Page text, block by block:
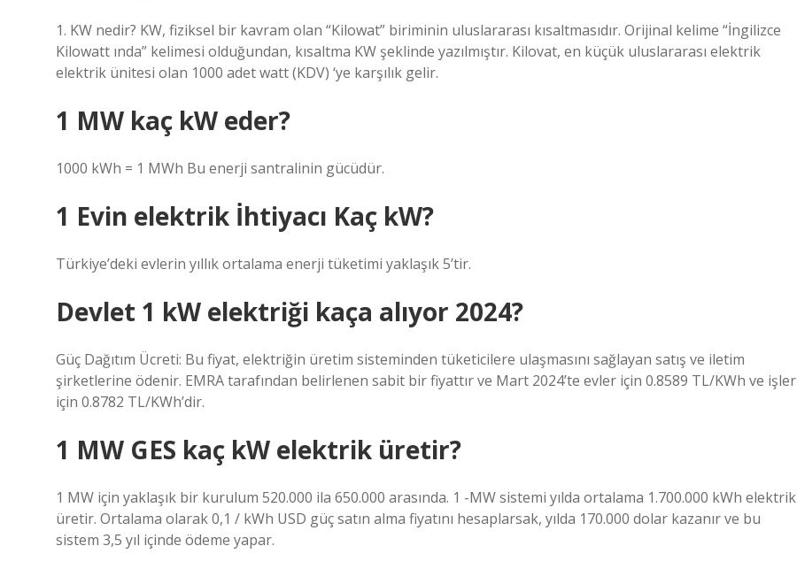
1. KW nedir? KW, fiziksel bir kavram olan “Kilowat” biriminin uluslararası kısaltmasıdır. Orijinal kelime “İngilizce
Kilowatt ında” kelimesi olduğundan, kısaltma KW şeklinde yazılmıştır. Kilovat, en küçük uluslararası elektrik
elektrik ünitesi olan 1000 adet watt (KDV) ‘ye karşılık gelir.
1 MW kaç kW eder?
1000 kWh = 1 MWh Bu enerji santralinin gücüdür.
1 Evin elektrik İhtiyacı Kaç kW?
Türkiye’deki evlerin yıllık ortalama enerji tüketimi yaklaşık 5’tir.
Devlet 1 kW elektriği kaça alıyor 2024?
Güç Dağıtım Ücreti: Bu fiyat, elektriğin üretim sisteminden tüketicilere ulaşmasını sağlayan satış ve iletim
şirketlerine ödenir. EMRA tarafından belirlenen sabit bir fiyattır ve Mart 2024’te evler için 0.8589 TL/KWh ve işler
için 0.8782 TL/KWh’dir.
1 MW GES kaç kW elektrik üretir?
1 MW için yaklaşık bir kurulum 520.000 ila 650.000 arasında. 1 -MW sistemi yılda ortalama 1.700.000 kWh elektrik
üretir. Ortalama olarak 0,1 / kWh USD güç satın alma fiyatını hesaplarsak, yılda 170.000 dolar kazanır ve bu
sistem 3,5 yıl içinde ödeme yapar.